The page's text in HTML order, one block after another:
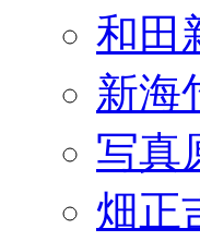
和田
新海
写真
畑正